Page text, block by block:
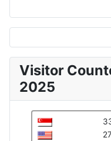
Visitor
2025